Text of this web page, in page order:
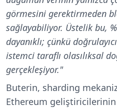
görmesini gerektirmeden
sağlayabiliyor. Üstelik bu,
dayanıklı; çünkü
istemci taraflı olasılıksal
gerçekleşiyor."
Buterin, sharding
Ethereum